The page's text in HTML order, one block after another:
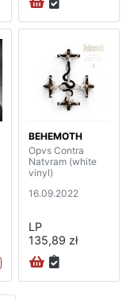
BEHEMOTH
Opvs Contra
Natvram (white
vinyl)
16.09.2022
LP
135,89 zł